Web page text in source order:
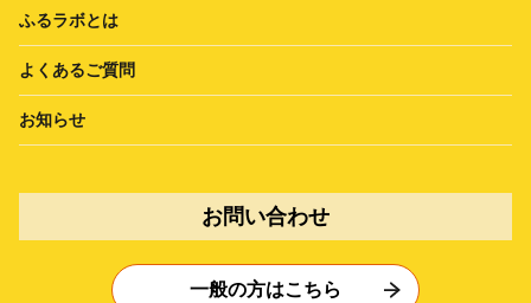
ふるラボとは
よくあるご質問
お知らせ
お問い合わせ
一般の方はこちら